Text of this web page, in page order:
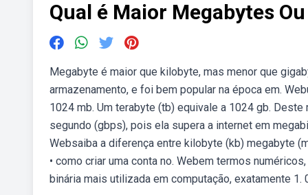
Qual é Maior Megabytes
Megabyte é maior que kilobyte, mas menor que
armazenamento, e foi bem popular na época em.
1024 mb. Um terabyte (tb) equivale a 1024 gb.
segundo (gbps), pois ela supera a internet em
Websaiba a diferença entre kilobyte (kb) megabyte
• como criar uma conta no. Webem termos
binária mais utilizada em computação, exatamente 1.